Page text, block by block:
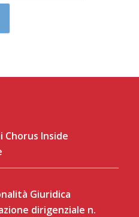
Chorus Inside
Giuridica
dirigenziale n.